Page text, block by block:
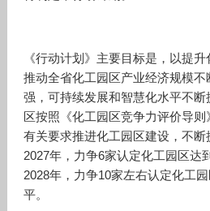
《行动计划》主要目标是，以提
推动全省化工园区产业经济规模
强，可持续发展和智慧化水平不
区按照《化工园区竞争力评价导则
有关要求推进化工园区建设，不断
2027年，力争6家认定化工园区达
2028年，力争10家左右认定化工
平。